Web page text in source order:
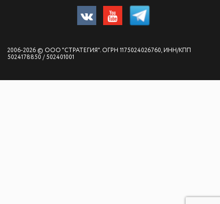
2006-2026 © ООО "СТРАТЕГИЯ". ОГРН 1175024026760, ИНН/КПП
5024178850 / 502401001